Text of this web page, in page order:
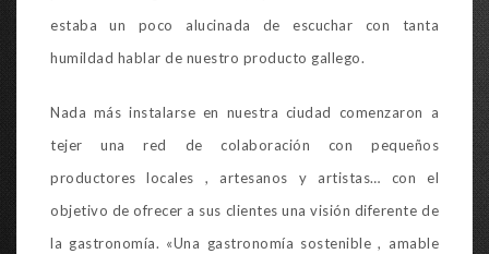
estaba un poco alucinada de escuchar con tanta
humildad hablar de nuestro producto gallego.
Nada más instalarse en nuestra ciudad comenzaron a
tejer una red de colaboración con pequeños
productores locales , artesanos y artistas… con el
objetivo de ofrecer a sus clientes una visión diferente de
la gastronomía. «Una gastronomía sostenible , amable